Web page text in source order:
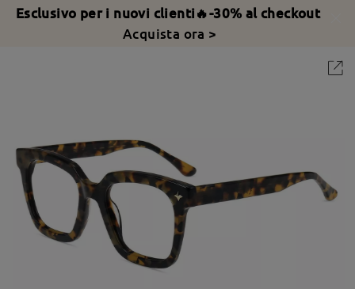
Esclusivo per i nuovi clienti🔥-30% al checkout
Acquista ora >